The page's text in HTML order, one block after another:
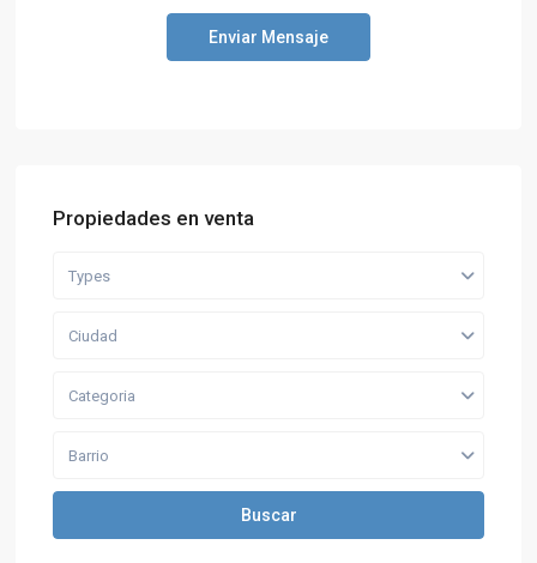
Enviar Mensaje
Propiedades en venta
Types
Ciudad
Categoria
Barrio
Buscar